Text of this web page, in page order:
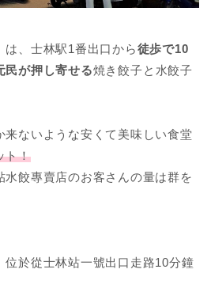
は、士林駅1番出口から徒歩で10
民が押し寄せる焼き餃子と水餃子
来ないような安くて美味しい食堂
ト！
水餃專賣店のお客さんの量は群を
位於從士林站一號出口走路10分鐘